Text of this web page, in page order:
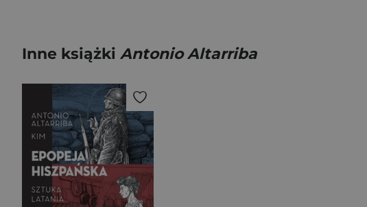
Inne książki Antonio Altarriba